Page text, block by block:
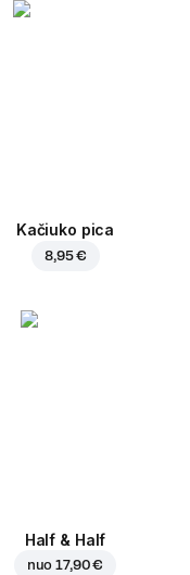
Kačiuko pica
8,95 €
Half & Half
nuo17,90 €